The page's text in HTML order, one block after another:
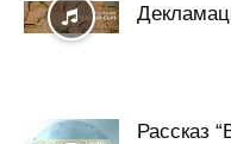
Рассказ